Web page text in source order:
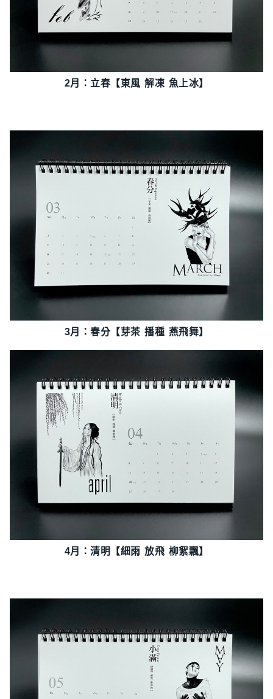
2月：立春【東風 解凍 魚上冰】
3月：春分【芽茶 播種 燕飛舞】
4月：清明【細雨 放飛 柳絮飄】